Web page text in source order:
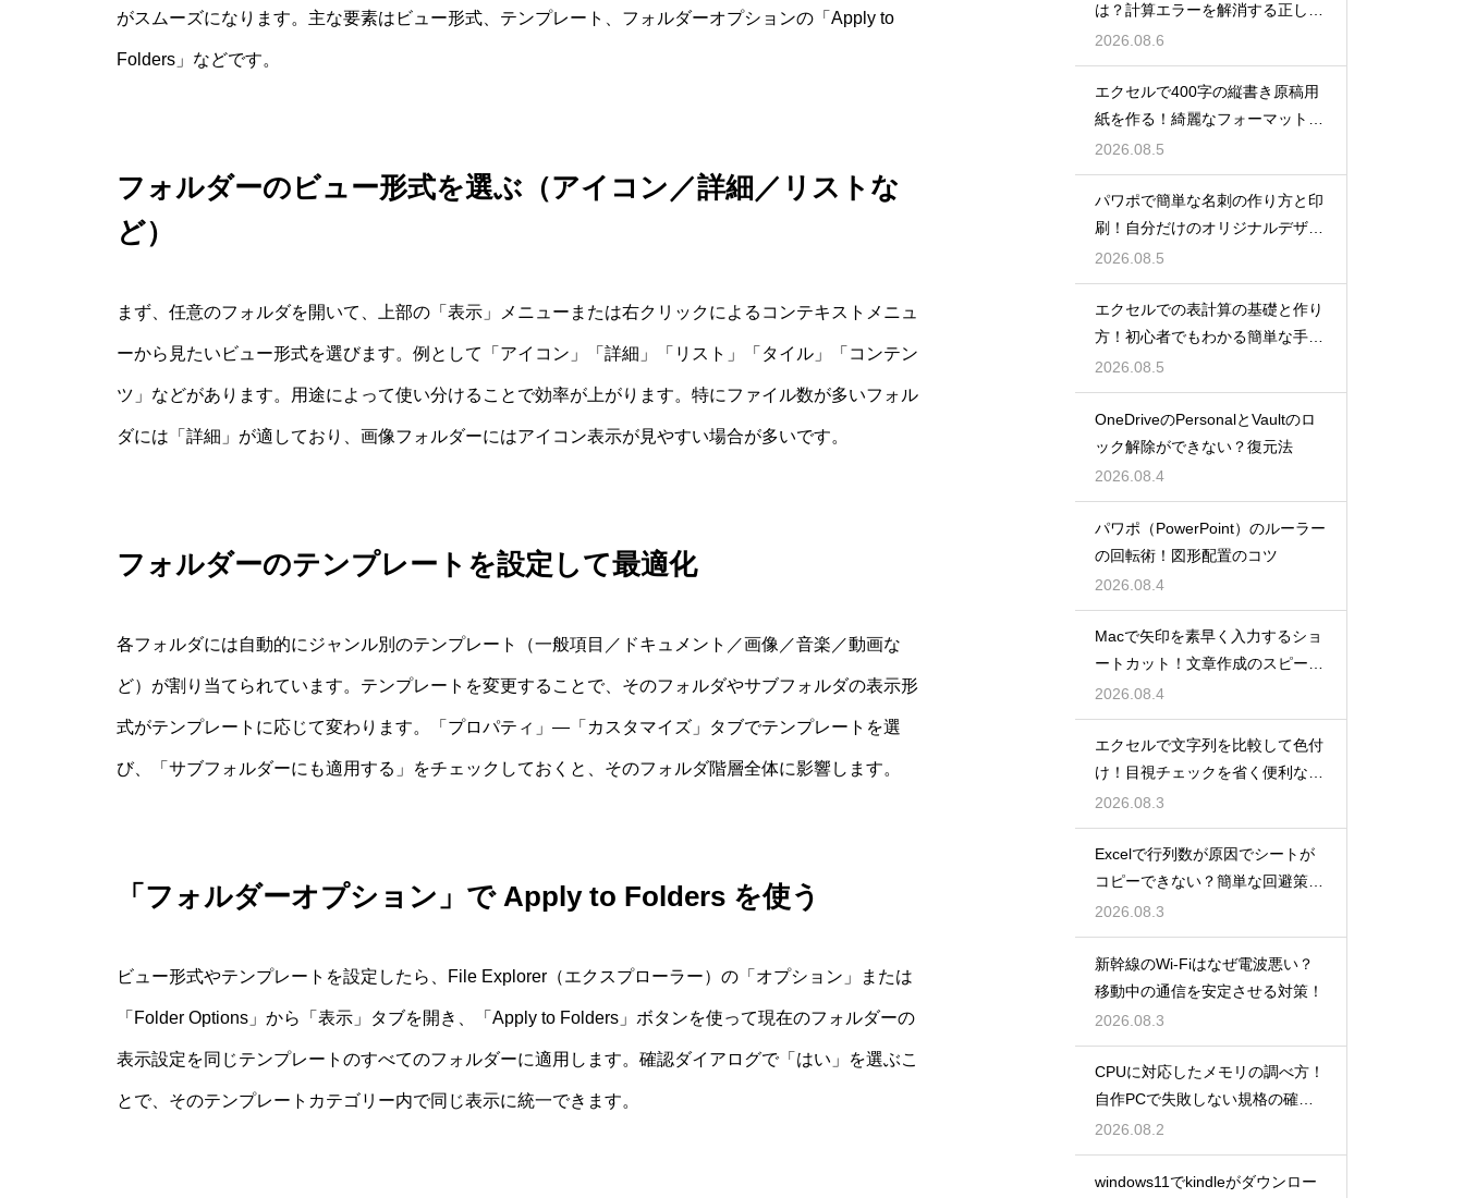
がスムーズになります。主な要素はビュー形式、テンプレート、フォルダーオプションの「Apply to
Folders」などです。
フォルダーのビュー形式を選ぶ（アイコン／詳細／リストな
ど）
まず、任意のフォルダを開いて、上部の「表示」メニューまたは右クリックによるコンテキストメニュ
ーから見たいビュー形式を選びます。例として「アイコン」「詳細」「リスト」「タイル」「コンテン
ツ」などがあります。用途によって使い分けることで効率が上がります。特にファイル数が多いフォル
ダには「詳細」が適しており、画像フォルダーにはアイコン表示が見やすい場合が多いです。
フォルダーのテンプレートを設定して最適化
各フォルダには自動的にジャンル別のテンプレート（一般項目／ドキュメント／画像／音楽／動画な
ど）が割り当てられています。テンプレートを変更することで、そのフォルダやサブフォルダの表示形
式がテンプレートに応じて変わります。「プロパティ」―「カスタマイズ」タブでテンプレートを選
び、「サブフォルダーにも適用する」をチェックしておくと、そのフォルダ階層全体に影響します。
「フォルダーオプション」で Apply to Folders を使う
ビュー形式やテンプレートを設定したら、File Explorer（エクスプローラー）の「オプション」または
「Folder Options」から「表示」タブを開き、「Apply to Folders」ボタンを使って現在のフォルダーの
表示設定を同じテンプレートのすべてのフォルダーに適用します。確認ダイアログで「はい」を選ぶこ
とで、そのテンプレートカテゴリー内で同じ表示に統一できます。
は？計算エラーを解消する正しい
手順
2026.08.6
エクセルで400字の縦書き原稿用
紙を作る！綺麗なフォーマット
術！
2026.08.5
パワポで簡単な名刺の作り方と印
刷！自分だけのオリジナルデザイ
ン
2026.08.5
エクセルでの表計算の基礎と作り
方！初心者でもわかる簡単な手順
を紹介
2026.08.5
OneDriveのPersonalとVaultのロ
ック解除ができない？復元法
2026.08.4
パワポ（PowerPoint）のルーラー
の回転術！図形配置のコツ
2026.08.4
Macで矢印を素早く入力するショ
ートカット！文章作成のスピード
を上げる
2026.08.4
エクセルで文字列を比較して色付
け！目視チェックを省く便利な関
数
2026.08.3
Excelで行列数が原因でシートが
コピーできない？簡単な回避策を
解説
2026.08.3
新幹線のWi-Fiはなぜ電波悪い？
移動中の通信を安定させる対策！
2026.08.3
CPUに対応したメモリの調べ方！
自作PCで失敗しない規格の確認
手順
2026.08.2
windows11でkindleがダウンロー